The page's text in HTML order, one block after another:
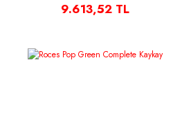
9.613,52 TL